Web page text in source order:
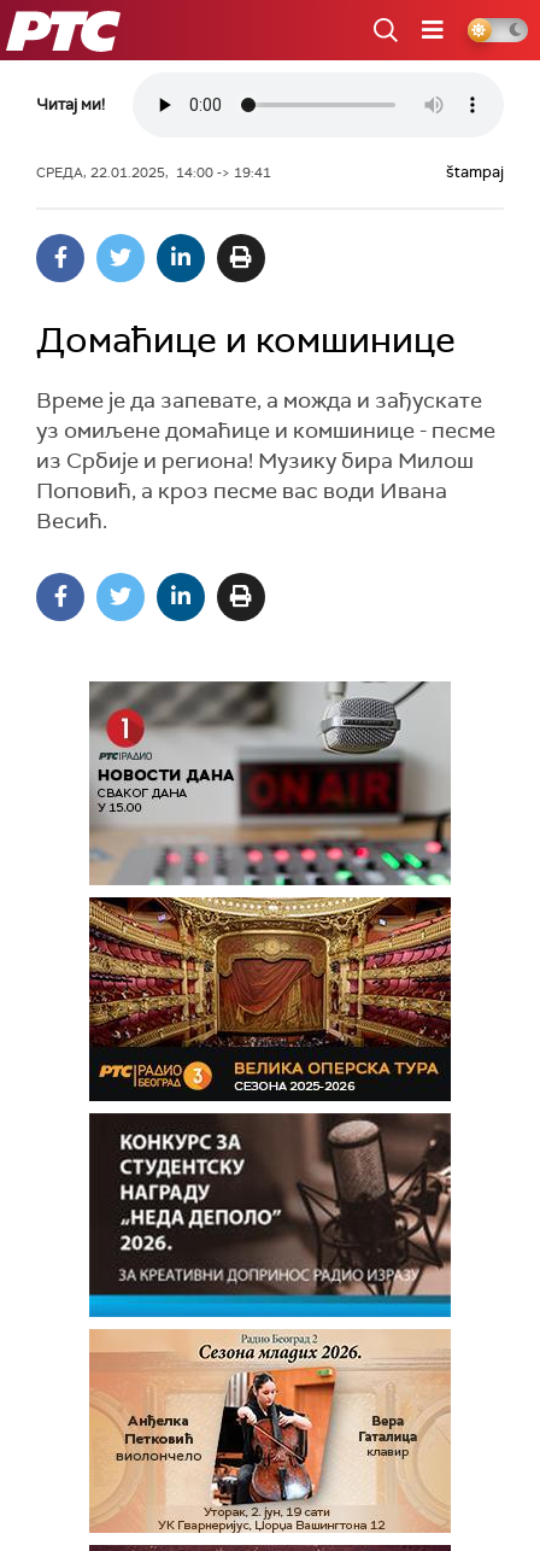
РТС
Читај ми!
СРЕДА, 22.01.2025, 14:00 -> 19:41 štampaj
Домаћице и комшинице
Време је да запевате, а можда и зађускате
уз омиљене домаћице и комшинице - песме
из Србије и региона! Музику бира Милош
Поповић, а кроз песме вас води Ивана
Весић.